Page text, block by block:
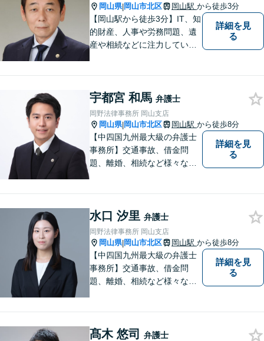
岡山県|岡山市北区 岡山駅 から徒歩3分
【岡山駅から徒歩3分】IT、知
的財産、人事や労務問題、遺
産や相続などに注力していま
相談ください。依頼者さまの
サポートができるよう努めて
まいります。
詳細を見
る
宇都宮 和馬 弁護士
岡野法律事務所 岡山支店
岡山県|岡山市北区 岡山駅 から徒歩8分
【中四国九州最大級の弁護士
事務所】交通事故、借金問
題、離婚、相続など様々な問
い！
詳細を見
る
水口 汐里 弁護士
岡野法律事務所 岡山支店
岡山県|岡山市北区 岡山駅 から徒歩8分
【中四国九州最大級の弁護士
事務所】交通事故、借金問
題、離婚、相続など様々な問
い！
詳細を見
る
髙木 悠司 弁護士